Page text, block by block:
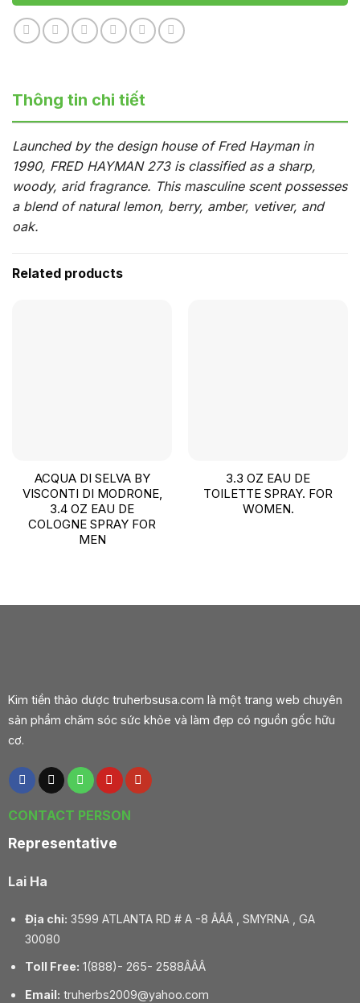
Thông tin chi tiết
Launched by the design house of Fred Hayman in
1990, FRED HAYMAN 273 is classified as a sharp,
woody, arid fragrance. This masculine scent possesses
a blend of natural lemon, berry, amber, vetiver, and
oak.
Related products
ACQUA DI SELVA BY
VISCONTI DI MODRONE,
3.4 OZ EAU DE
COLOGNE SPRAY FOR
MEN
3.3 OZ EAU DE
TOILETTE SPRAY. FOR
WOMEN.
Kim tiền thảo dược truherbsusa.com là một trang web chuyên
sản phẩm chăm sóc sức khỏe và làm đẹp có nguồn gốc hữu
cơ.
CONTACT PERSON
Representative
Lai Ha
Địa chỉ: 3599 ATLANTA RD # A -8 ÂÂÂ , SMYRNA , GA
30080
Toll Free: 1(888)- 265- 2588ÂÂÂ
Email: truherbs2009@yahoo.com